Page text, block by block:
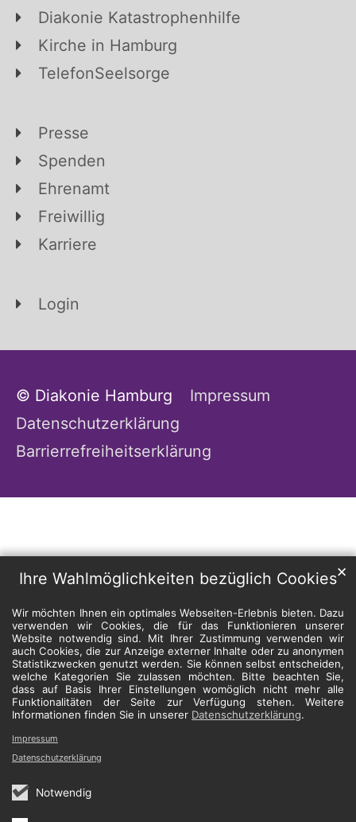
Ihre Wahlmöglichkeiten bezüglich Cookies
Wir möchten Ihnen ein optimales Webseiten-Erlebnis bieten. Dazu
verwenden wir Cookies, die für das Funktionieren unserer
Website notwendig sind. Mit Ihrer Zustimmung verwenden wir
auch Cookies, die zur Anzeige externer Inhalte oder zu anonymen
Statistikzwecken genutzt werden. Sie können selbst entscheiden,
welche Kategorien Sie zulassen möchten. Bitte beachten Sie,
dass auf Basis Ihrer Einstellungen womöglich nicht mehr alle
Funktionalitäten der Seite zur Verfügung stehen. Weitere
Informationen finden Sie in unserer Datenschutzerklärung.
Notwendig
✕
Impressum
Datenschutzerklärung
Diakonie Katastrophenhilfe
Kirche in Hamburg
TelefonSeelsorge
Presse
Spenden
Ehrenamt
Freiwillig
Karriere
Login
© Diakonie Hamburg
Impressum
Datenschutzerklärung
Barrierrefreiheitserklärung